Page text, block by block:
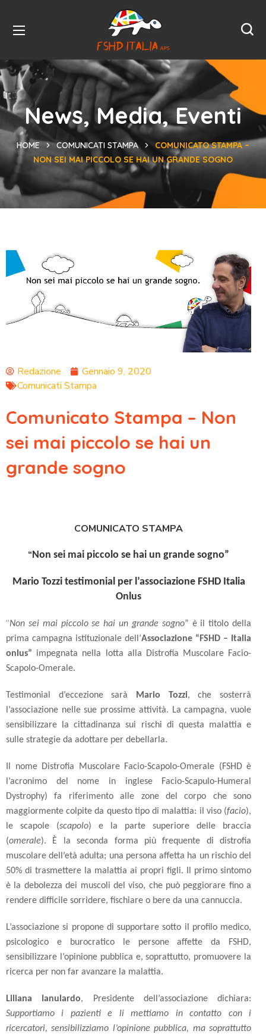
News, Media, Eventi
HOME COMUNICATI STAMPA
COMUNICATO STAMPA –
NON SEI MAI PICCOLO SE HAI UN GRANDE SOGNO
Redazione
Gennaio 9, 2020
Comunicati Stampa
Comunicato Stampa – Non
sei mai piccolo se hai un
grande sogno
COMUNICATO STAMPA
“ Non sei mai piccolo se hai un grande sogno”
Mario Tozzi testimonial per l’associazione FSHD Italia
Onlus
“Non sei mai piccolo se hai un grande sogno” è il titolo della
prima campagna istituzionale dell’Associazione “FSHD – Italia
onlus” impegnata nella lotta alla Distrofia Muscolare Facio-
Scapolo-Omerale.
Testimonial d’eccezione sarà Mario Tozzi, che sosterrà
l’associazione nelle sue prossime attività. La campagna, vuole
sensibilizzare la cittadinanza sui rischi di questa malattia e
sulle strategie da adottare per debellarla.
Il nome Distrofia Muscolare Facio-Scapolo-Omerale (FSHD è
l’acronimo del nome in inglese Facio-Scapulo-Humeral
Dystrophy) fa riferimento alle zone del corpo che sono
maggiormente colpite da questo tipo di malattia: il viso (facio),
le scapole (scapolo) e la parte superiore delle braccia
(omerale). È la seconda forma più frequente di distrofia
muscolare dell’età adulta; una persona affetta ha un rischio del
50% di trasmettere la malattia ai propri figli. Il primo sintomo
è la debolezza dei muscoli del viso, che può peggiorare fino a
rendere difficile sorridere, fischiare o bere da una cannuccia.
L’associazione si propone di supportare sotto il profilo medico,
psicologico e burocratico le persone affette da FSHD,
sensibilizzare l’opinione pubblica e, soprattutto, promuovere la
ricerca per non far avanzare la malattia.
Liliana Ianulardo, Presidente dell’associazione dichiara:
Supportiamo i pazienti e li mettiamo in contatto con i
ricercatori, sensibilizziamo l’opinione pubblica, ma soprattutto